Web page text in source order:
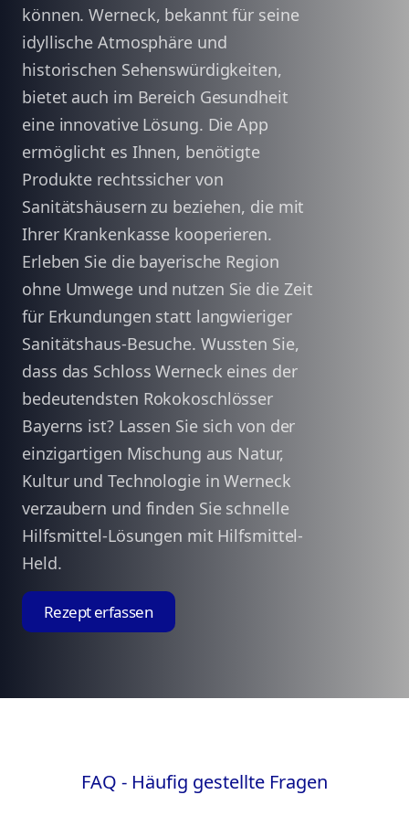
können. Werneck, bekannt für seine
idyllische Atmosphäre und
historischen Sehenswürdigkeiten,
bietet auch im Bereich Gesundheit
eine innovative Lösung. Die App
ermöglicht es Ihnen, benötigte
Produkte rechtssicher von
Sanitätshäusern zu beziehen, die mit
Ihrer Krankenkasse kooperieren.
Erleben Sie die bayerische Region
ohne Umwege und nutzen Sie die Zeit
für Erkundungen statt langwieriger
Sanitätshaus-Besuche. Wussten Sie,
dass das Schloss Werneck eines der
bedeutendsten Rokokoschlösser
Bayerns ist? Lassen Sie sich von der
einzigartigen Mischung aus Natur,
Kultur und Technologie in Werneck
verzaubern und finden Sie schnelle
Hilfsmittel-Lösungen mit Hilfsmittel-
Held.
Rezept erfassen
FAQ - Häufig gestellte Fragen